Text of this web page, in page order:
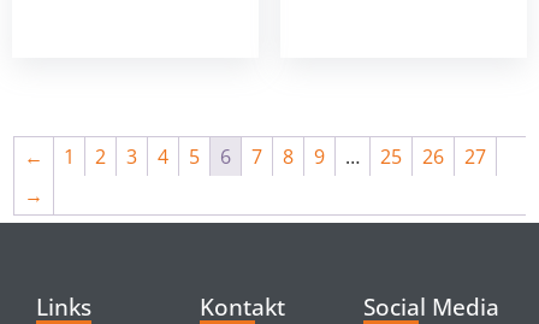
← 1 2 3 4 5 6 7 8 9 … 25 26
27
→
Links Kontakt Social Media